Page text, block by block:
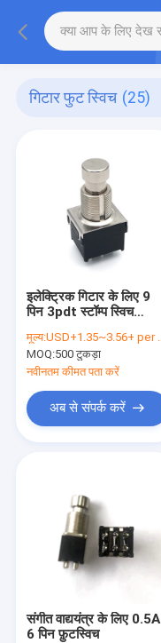
गिटार फुट स्विच (25)
इलेक्ट्रिक गिटार के लिए 9
पिन 3pdt स्टॉम्प स्विच
मूल्य:USD+1.35~3.56+ per piece
MOQ:500 टुकड़ा
नवीनतम कीमत पता करें
अब से संपर्क करें
संगीत वाद्ययंत्र के लिए 0.5A
6 पिन फ़ुटस्विच